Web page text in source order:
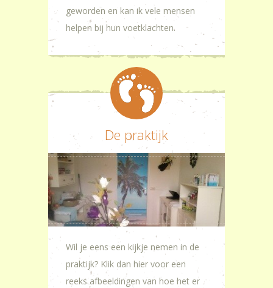
geworden en kan ik vele mensen
helpen bij hun voetklachten.
De praktijk
Wil je eens een kijkje nemen in de
praktijk? Klik dan hier voor een
reeks afbeeldingen van hoe het er